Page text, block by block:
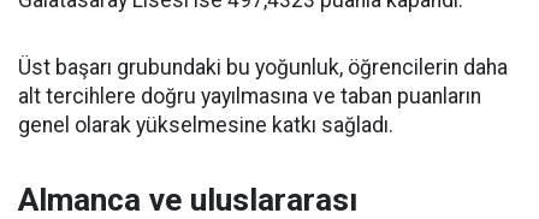
Üst başarı grubundaki bu yoğunluk, öğrencilerin daha
alt tercihlere doğru yayılmasına ve taban puanların
genel olarak yükselmesine katkı sağladı.
Almanca ve uluslararası